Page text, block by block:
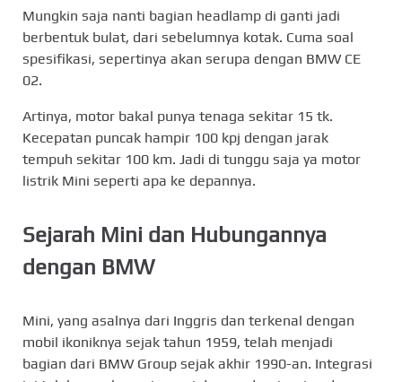
Mungkin saja nanti bagian headlamp di ganti jadi
berbentuk bulat, dari sebelumnya kotak. Cuma soal
spesifikasi, sepertinya akan serupa dengan BMW CE
02.
Artinya, motor bakal punya tenaga sekitar 15 tk.
Kecepatan puncak hampir 100 kpj dengan jarak
tempuh sekitar 100 km. Jadi di tunggu saja ya motor
listrik Mini seperti apa ke depannya.
Sejarah Mini dan Hubungannya
dengan BMW
Mini, yang asalnya dari Inggris dan terkenal dengan
mobil ikoniknya sejak tahun 1959, telah menjadi
bagian dari BMW Group sejak akhir 1990-an. Integrasi